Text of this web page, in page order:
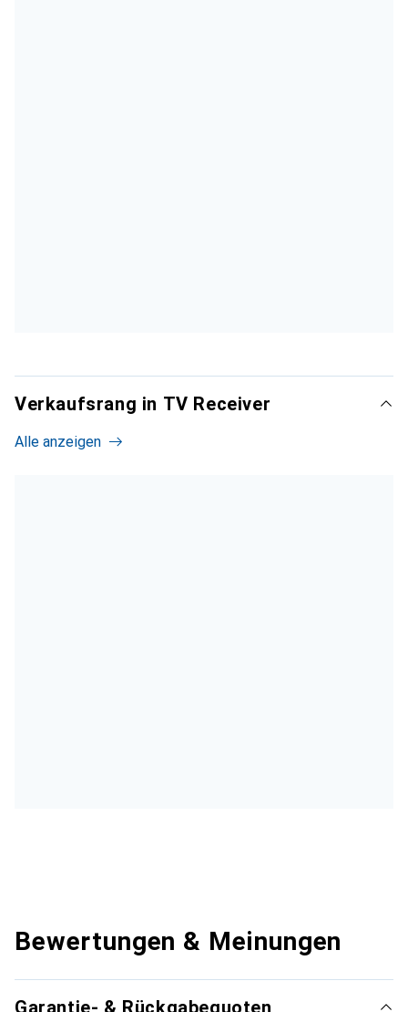
Verkaufsrang in TV Receiver
Alle anzeigen
Bewertungen & Meinungen
Garantie- & Rückgabequoten